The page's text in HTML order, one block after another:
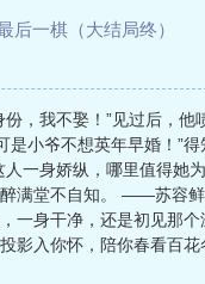
后一棋（大结局终）
，我不娶！”见过后，
是小爷不想英年早婚！”
身娇纵，哪里值得她
自知。 ——苏容鲜衣怒
一身干净，还是初见那
影入你怀，陪你春看百花